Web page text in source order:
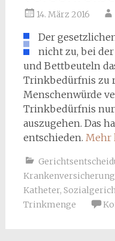
14. März 2016
Der
nicht zu, bei
und Bettbeuteln
Trinkbedürfnis zu
Menschenwürde
Trinkbedürfnis
auszugehen. Das
entschieden. Mehr
Katheter,
Trinkmenge